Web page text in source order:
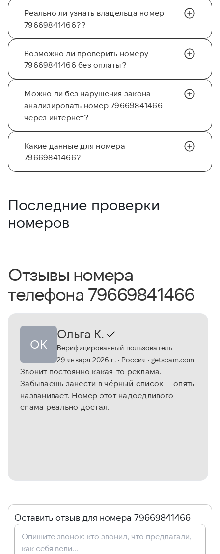
Реально ли узнать владельца номер
79669841466??
Возможно ли проверить номеру
79669841466 без оплаты?
Можно ли без нарушения закона
анализировать номер 79669841466
через интернет?
Какие данные для номера
79669841466?
Последние проверки
номеров
Отзывы номера
телефона 79669841466
ОК
Ольга К.
Верифицированный пользователь
29 января 2026 г.· Россия · getscam.com
Звонит постоянно какая-то реклама.
Забываешь занести в чёрный список — опять
названивает. Номер этот надоедливого
спама реально достал.
Оставить отзыв для номера 79669841466